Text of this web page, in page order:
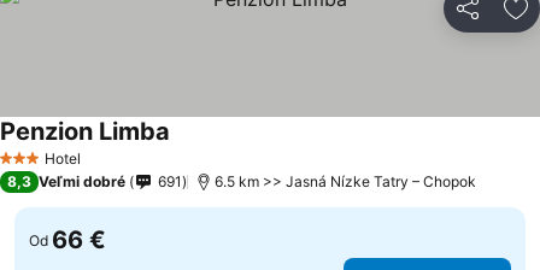
Zdieľať
3 Počet hviezdičiek
Hotel
Penzion Limba
8,3 Veľmi dobré 691 6.5 km >> Jasná Nízke Tatry – Chopok
Od 66 €